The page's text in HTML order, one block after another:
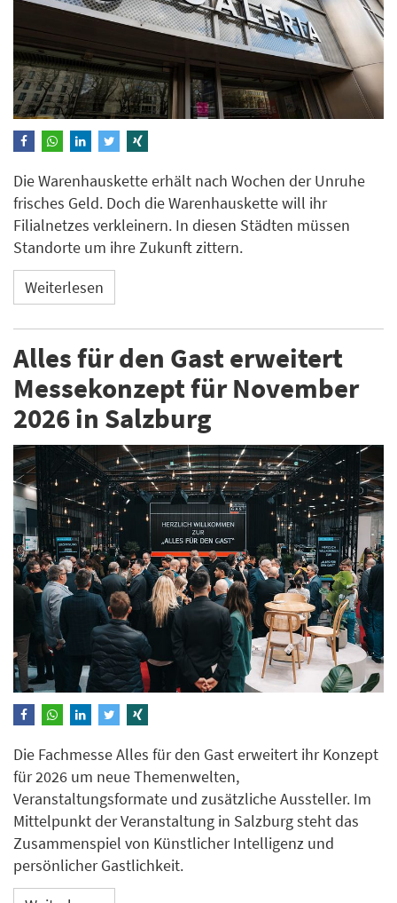
Die Warenhauskette erhält nach Wochen der Unruhe
frisches Geld. Doch die Warenhauskette will ihr
Filialnetzes verkleinern. In diesen Städten müssen
Standorte um ihre Zukunft zittern.
Weiterlesen
Alles für den Gast erweitert
Messekonzept für November
2026 in Salzburg
Die Fachmesse Alles für den Gast erweitert ihr Konzept
für 2026 um neue Themenwelten,
Veranstaltungsformate und zusätzliche Aussteller. Im
Mittelpunkt der Veranstaltung in Salzburg steht das
Zusammenspiel von Künstlicher Intelligenz und
persönlicher Gastlichkeit.